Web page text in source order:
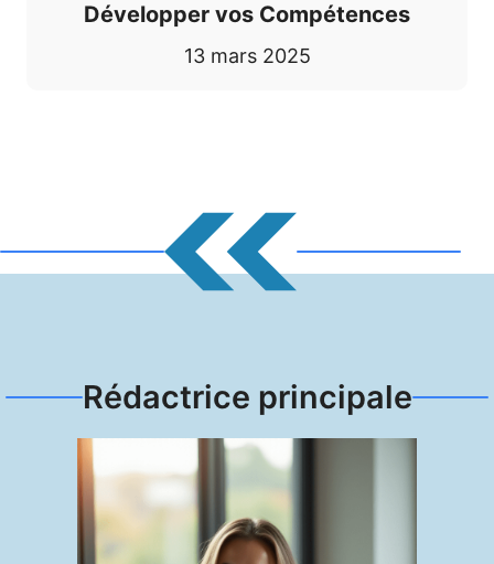
Développer vos Compétences
13 mars 2025
Rédactrice principale